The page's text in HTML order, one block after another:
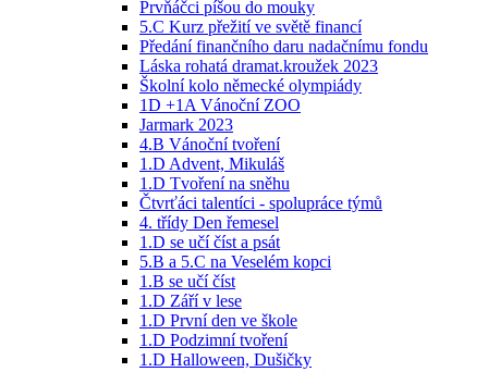
Prvňáčci píšou do mouky
5.C Kurz přežití ve světě financí
Předání finančního daru nadačnímu fondu
Láska rohatá dramat.kroužek 2023
Školní kolo německé olympiády
1D +1A Vánoční ZOO
Jarmark 2023
4.B Vánoční tvoření
1.D Advent, Mikuláš
1.D Tvoření na sněhu
Čtvrťáci talentíci - spolupráce týmů
4. třídy Den řemesel
1.D se učí číst a psát
5.B a 5.C na Veselém kopci
1.B se učí číst
1.D Září v lese
1.D První den ve škole
1.D Podzimní tvoření
1.D Halloween, Dušičky